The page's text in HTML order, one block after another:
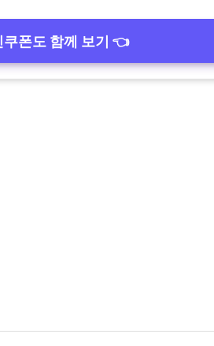
쿠폰도 함께 보기 👈